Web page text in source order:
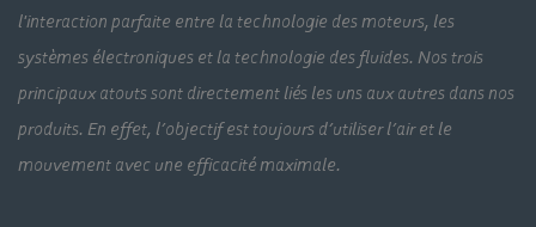
l'interaction parfaite entre la technologie des moteurs, les
systèmes électroniques et la technologie des fluides. Nos trois
principaux atouts sont directement liés les uns aux autres dans nos
produits. En effet, l’objectif est toujours d’utiliser l’air et le
mouvement avec une efficacité maximale.